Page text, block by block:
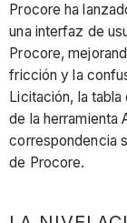
Procore ha
una interfaz de
Procore,
fricción y la
Licitación, la
de la herramienta
correspondencia
de Procore.